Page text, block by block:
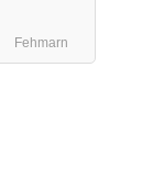
Fehmarn